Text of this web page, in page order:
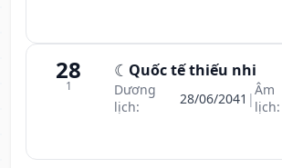
28
1
☾ Quốc tế thiếu nhi
Dương
lịch:
28/06/2041 |Âm
lịch: